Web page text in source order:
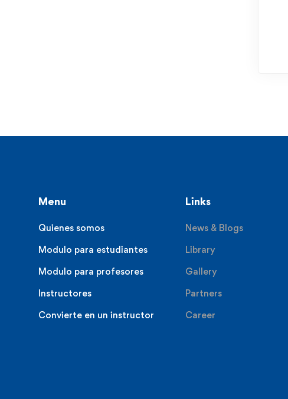
Menu
Quienes somos
Modulo para estudiantes
Modulo para profesores
Instructores
Convierte en un instructor
Links
News & Blogs
Library
Gallery
Partners
Career